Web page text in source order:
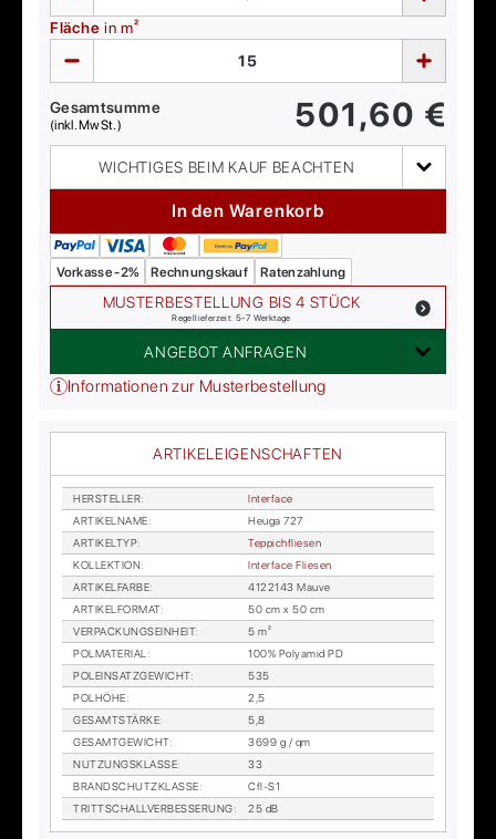
Fläche in m²
Gesamtsumme
(inkl. MwSt.) 501,60 €
WICHTIGES BEIM KAUF BEACHTEN
In den Warenkorb
Vorkasse -2% Rechnungskauf Ratenzahlung
MUSTERBESTELLUNG BIS 4 STÜCK
Regellieferzeit: 5-7 Werktage
ANGEBOT ANFRAGEN
Informationen zur Musterbestellung
ARTIKELEIGENSCHAFTEN
HER­STEL­LER:
In­ter­face
AR­TI­KEL­NA­ME:
Heu­ga 727
AR­TI­KEL­TYP:
Tep­pich­flie­sen
KOL­LEK­TI­ON:
In­ter­face Flie­sen
AR­TI­KEL­FAR­BE:
4122143 Mauve
AR­TI­KEL­FOR­MAT:
50 cm x 50 cm
VER­PA­CKUNGS­EIN­HEIT:
5 m²
POL­MA­TE­RI­AL:
100% Po­ly­amid PD
POL­EIN­SATZ­GE­WICHT:
535
POL­HÖ­HE:
2,5
GE­SAMT­STÄR­KE:
5,8
GE­SAMT­GE­WICHT:
3699 g / qm
NUT­ZUNGS­KLAS­SE:
33
BRAND­SCHUTZ­KLAS­SE:
Cfl-S1
TRITT­SCHALL­VER­BES­SE­RUNG: 25 dB